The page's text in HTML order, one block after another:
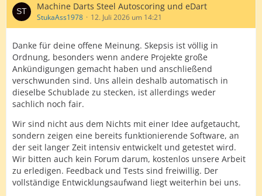
Machine Darts Steel Autoscoring und eDart
StukaAss1978 12. Juli 2026 um 14:21
Danke für deine offene Meinung. Skepsis ist völlig in
Ordnung, besonders wenn andere Projekte große
Ankündigungen gemacht haben und anschließend
verschwunden sind. Uns allein deshalb automatisch in
dieselbe Schublade zu stecken, ist allerdings weder
sachlich noch fair.
Wir sind nicht aus dem Nichts mit einer Idee aufgetaucht,
sondern zeigen eine bereits funktionierende Software, an
der seit langer Zeit intensiv entwickelt und getestet wird.
Wir bitten auch kein Forum darum, kostenlos unsere Arbeit
zu erledigen. Feedback und Tests sind freiwillig. Der
vollständige Entwicklungsaufwand liegt weiterhin bei uns.